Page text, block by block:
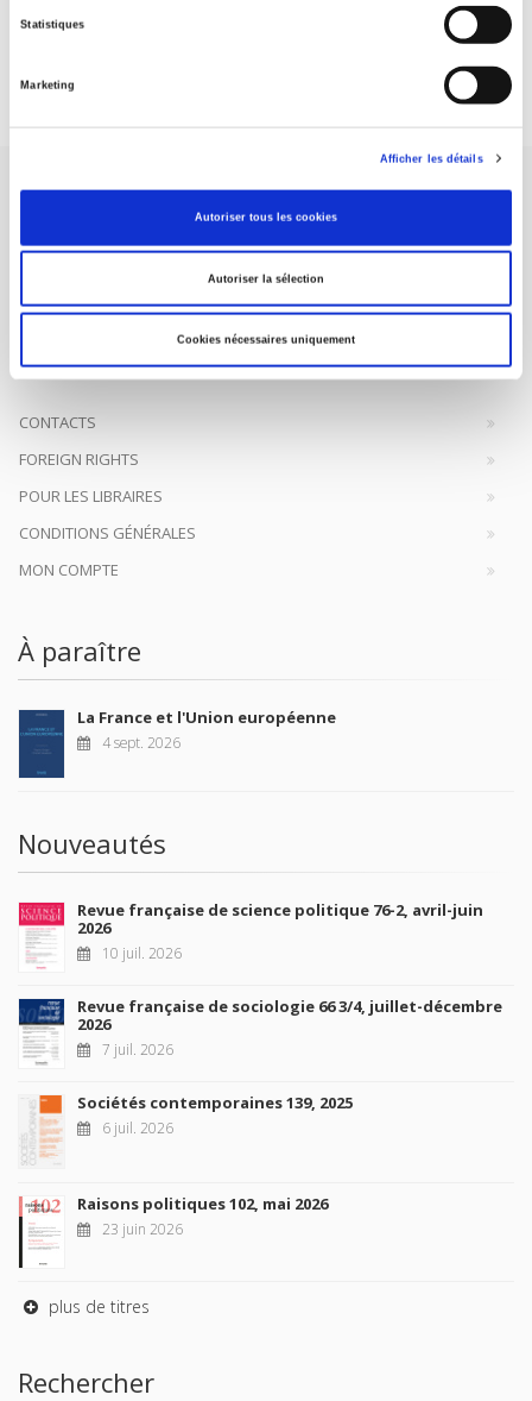
Statistiques
Marketing
Afficher les détails
Autoriser tous les cookies
Autoriser la sélection
Cookies nécessaires uniquement
Presses de Sciences Po participent depuis leur création en 1976
à la transmission des savoirs et des idéescontinuer
CONTACTS
FOREIGN RIGHTS
POUR LES LIBRAIRES
CONDITIONS GÉNÉRALES
MON COMPTE
À paraître
La France et l'Union européenne
4 sept. 2026
Nouveautés
Revue française de science politique 76-2, avril-juin
2026
10 juil. 2026
Revue française de sociologie 66 3/4, juillet-décembre
2026
7 juil. 2026
Sociétés contemporaines 139, 2025
6 juil. 2026
Raisons politiques 102, mai 2026
23 juin 2026
plus de titres
Rechercher